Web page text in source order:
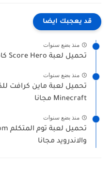
قد يعجبك ايضا
منذ بضع سنوات
تحميل لعبة Score Hero كاملة للكمبيوتر من ميديا فاير
منذ بضع سنوات
Minecraft مجانا
منذ بضع سنوات
والاندرويد مجانا